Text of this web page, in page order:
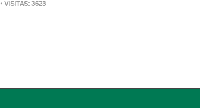
• VISITAS: 3623